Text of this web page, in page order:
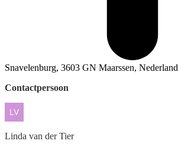
Snavelenburg, 3603 GN Maarssen, Nederland
Contactpersoon
Linda van der Tier